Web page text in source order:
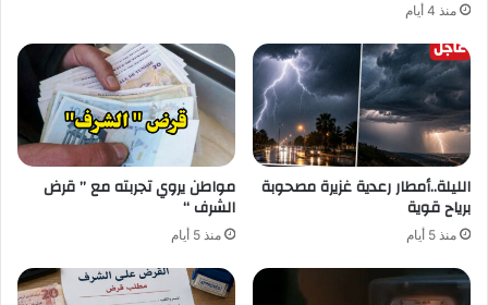
منذ 4 أيام
الليلة..أمطار رعدية غزيرة مصحوبة
برياح قوية
منذ 5 أيام
مواطن يروي تجربته مع ” قرض
الشرف “
منذ 5 أيام